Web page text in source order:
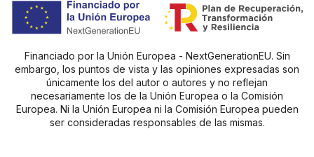
Financiado por la Unión Europea - NextGenerationEU. Sin
embargo, los puntos de vista y las opiniones expresadas son
únicamente los del autor o autores y no reflejan
necesariamente los de la Unión Europea o la Comisión
Europea. Ni la Unión Europea ni la Comisión Europea pueden
ser consideradas responsables de las mismas.